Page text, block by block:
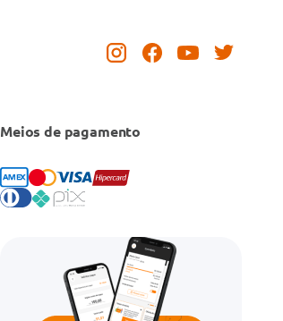
Meios de pagamento